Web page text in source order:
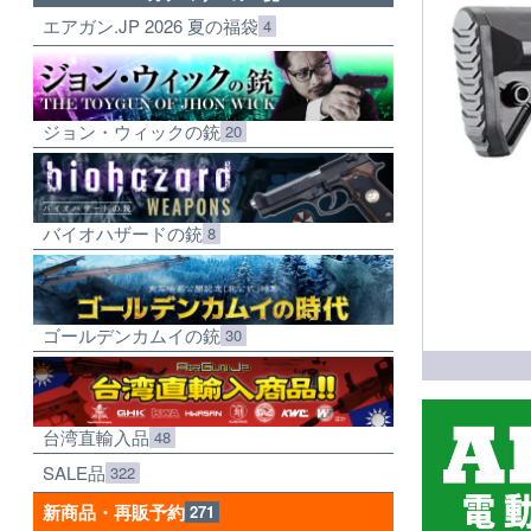
エアガン.JP 2026 夏の福袋 4
ジョン・ウィックの銃 20
バイオハザードの銃 8
ゴールデンカムイの銃 30
台湾直輸入品 48
SALE品 322
新商品・再販予約 271